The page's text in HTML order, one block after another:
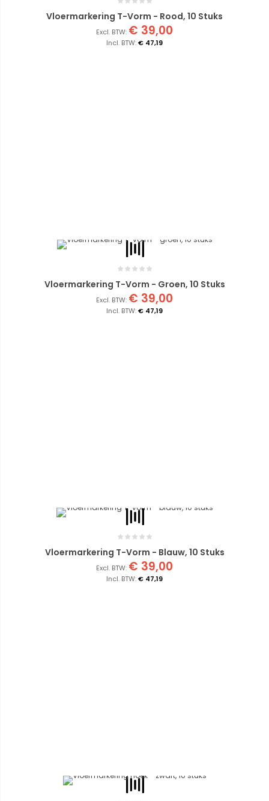
Vloermarkering T-Vorm - Rood, 10 Stuks
€ 47,19
€ 39,00
Vloermarkering T-Vorm - Groen, 10 Stuks
€ 47,19
€ 39,00
Vloermarkering T-Vorm - Blauw, 10 Stuks
€ 47,19
€ 39,00